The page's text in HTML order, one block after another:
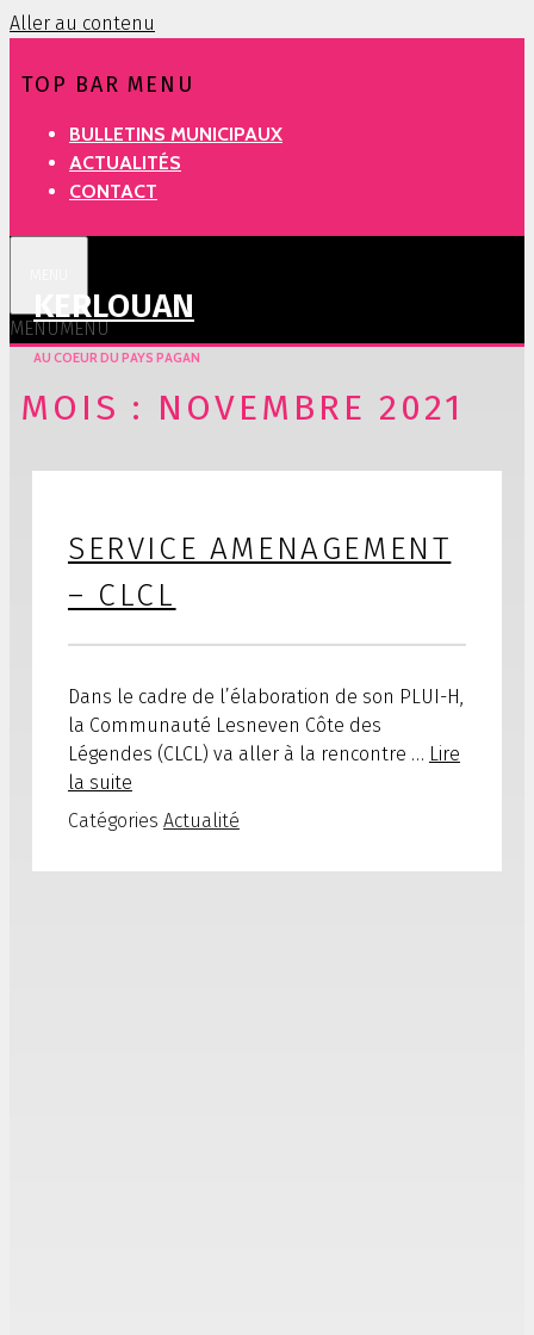
Aller au contenu
TOP BAR MENU
BULLETINS MUNICIPAUX
ACTUALITÉS
CONTACT
KERLOUAN
AU COEUR DU PAYS PAGAN
MENUMENU
MOIS : NOVEMBRE 2021
SERVICE AMENAGEMENT
– CLCL
Dans le cadre de l’élaboration de son PLUI-H,
la Communauté Lesneven Côte des
Légendes (CLCL) va aller à la rencontre … Lire
la suite
Catégories Actualité